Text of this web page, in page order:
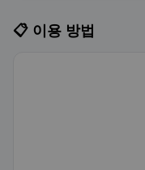
📋 이용 방법